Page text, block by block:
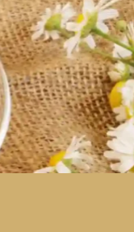
Café
vente privée